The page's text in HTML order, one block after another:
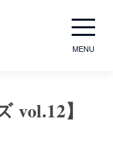
MENU
vol.12】